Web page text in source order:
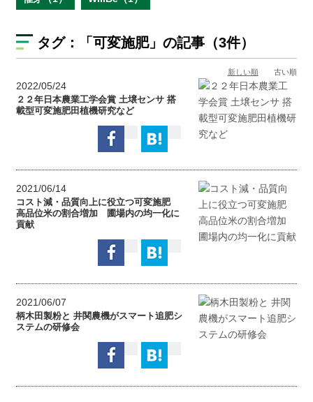
タグ： 「可変施肥」の記事（3件）
新しい順 古い順
2022/05/24
２２年日本農業工学会賞 土壌センサ 搭
載型可変施肥田植機研究など
2021/06/14
コスト減・品質向上に役立つ可変施肥
高品位米の割合増加 圃場内の均一化に
貢献
2021/06/07
柄木田製粉と 井関農機がスマート追肥シ
ステムの研修会